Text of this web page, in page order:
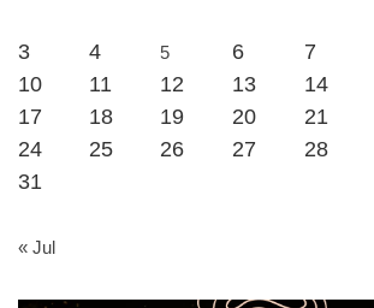
3
4 5 6 7
10
11 12 13 14
17
18 19 20 21
24
25 26 27 28
31
« Jul